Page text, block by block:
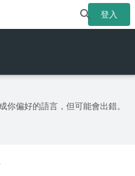
登入
你偏好的語言，但可能會出錯。